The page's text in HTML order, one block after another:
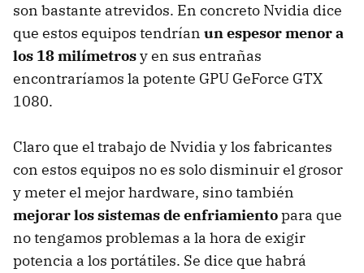
son bastante atrevidos. En concreto Nvidia dice
que estos equipos tendrían un espesor menor a
los 18 milímetrosy en sus entrañas
encontraríamos la potente GPU GeForce GTX
1080.
Claro que el trabajo de Nvidia y los fabricantes
con estos equipos no es solo disminuir el grosor
y meter el mejor hardware, sino también
mejorar los sistemas de enfriamientopara que
no tengamos problemas a la hora de exigir
potencia a los portátiles. Se dice que habrá